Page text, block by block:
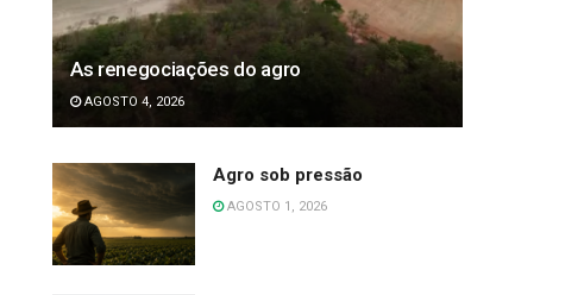
As renegociações do agro
AGOSTO 4, 2026
Agro sob pressão
AGOSTO 1, 2026